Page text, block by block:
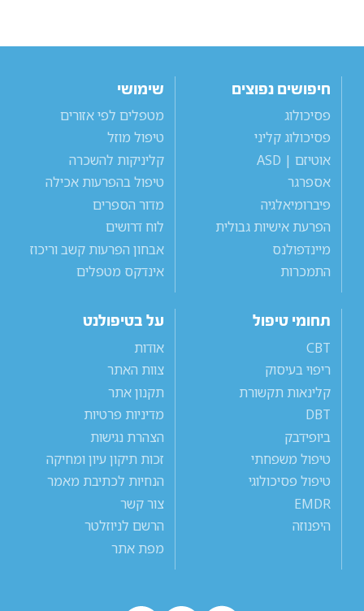
חיפושים נפוצים
פסיכולוג
פסיכולוג קליני
אוטיזם | ASD
אספרגר
פיברומיאלגיה
הפרעת אישיות גבולית
מיינדפולנס
התמכרות
שימושי
מטפלים לפי אזורים
טיפול מוזל
קליניקות להשכרה
טיפול בהפרעות אכילה
מדור הספרים
לוח דרושים
אבחון הפרעות קשב וריכוז
אינדקס מטפלים
תחומי טיפול
CBT
ריפוי בעיסוק
קלינאות תקשורת
DBT
ביופידבק
טיפול משפחתי
טיפול פסיכולוגי
EMDR
היפנוזה
על בטיפולנט
אודות
צוות האתר
תקנון אתר
מדיניות פרטיות
הצהרת נגישות
זכות תיקון עיון ומחיקה
הנחיות לכתיבת מאמר
צור קשר
הרשם לניוזלטר
מפת אתר